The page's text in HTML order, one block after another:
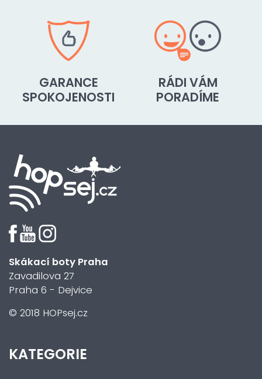
GARANCE
SPOKOJENOSTI
RÁDI VÁM
PORADÍME
Skákací boty Praha
Zavadilova 27
Praha 6 - Dejvice
© 2018 HOPsej.cz
KATEGORIE